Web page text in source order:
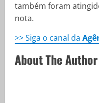
também foram
nota.
>> Siga o canal da
About The Author